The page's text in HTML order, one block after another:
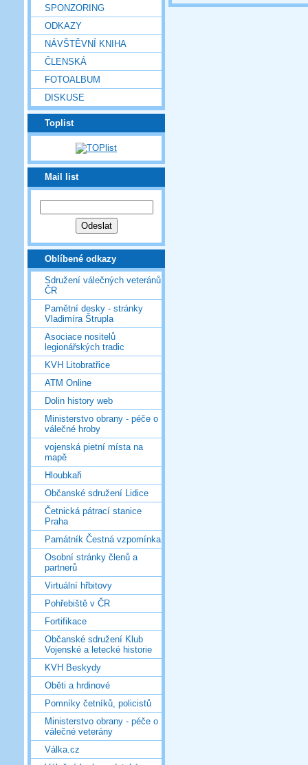
SPONZORING
ODKAZY
NÁVŠTĚVNÍ KNIHA
ČLENSKÁ
FOTOALBUM
DISKUSE
Toplist
Mail list
Oblíbené odkazy
Sdružení válečných veteránů
ČR
Pamětní desky - stránky
Vladimíra Štrupla
Asociace nositelů
legionářských tradic
KVH Litobratřice
ATM Online
Dolin history web
Ministerstvo obrany - péče o
válečné hroby
vojenská pietní místa na
mapě
Hloubkaři
Občanské sdružení Lidice
Četnická pátrací stanice
Praha
Památník Čestná vzpomínka
Osobní stránky členů a
partnerů
Virtuální hřbitovy
Pohřebiště v ČR
Fortifikace
Občanské sdružení Klub
Vojenské a letecké historie
KVH Beskydy
Oběti a hrdinové
Pomníky četníků, policistů
Ministerstvo obrany - péče o
válečné veterány
Válka.cz